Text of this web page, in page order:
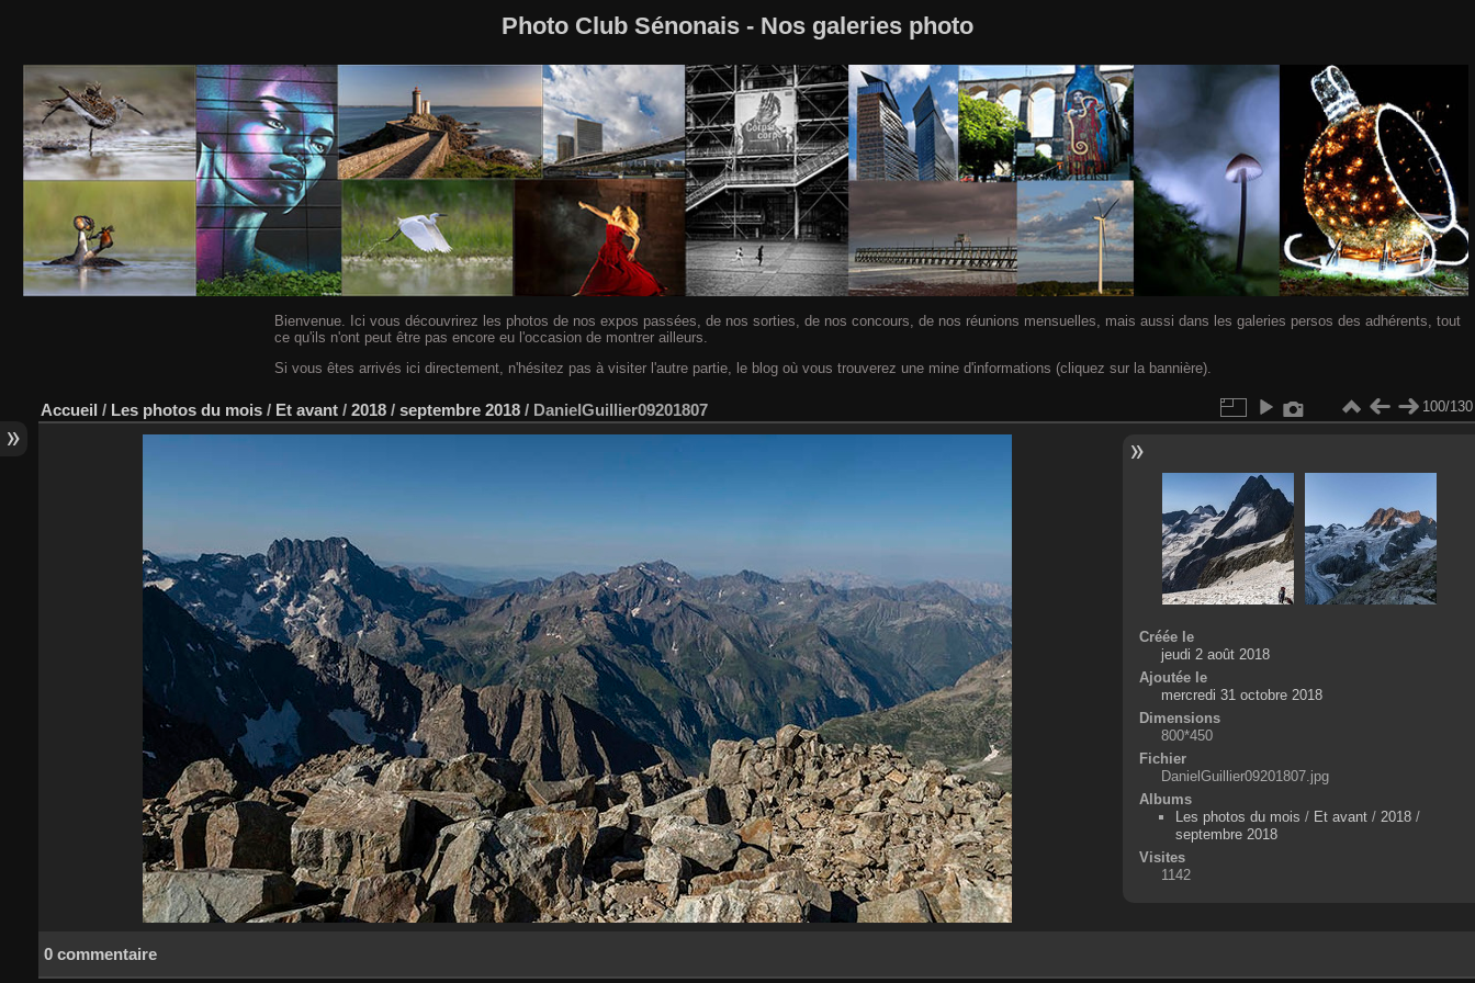
Photo Club Sénonais - Nos galeries photo
Bienvenue. Ici vous découvrirez les photos de nos expos passées, de nos sorties, de nos concours, de nos réunions mensuelles, mais aussi dans les galeries persos des adhérents, tout
ce qu'ils n'ont peut être pas encore eu l'occasion de montrer ailleurs.
Si vous êtes arrivés ici directement, n'hésitez pas à visiter l'autre partie, le blog où vous trouverez une mine d'informations (cliquez sur la bannière).
Accueil / Les photos du mois / Et avant / 2018 / septembre 2018 / DanielGuillier09201807 100/130
Créée le
jeudi 2 août 2018
Ajoutée le
mercredi 31 octobre 2018
Dimensions
800*450
Fichier
DanielGuillier09201807.jpg
Albums
Les photos du mois / Et avant / 2018 /
septembre 2018
Visites
1142
0 commentaire